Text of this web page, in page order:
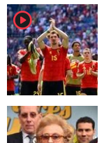
player2